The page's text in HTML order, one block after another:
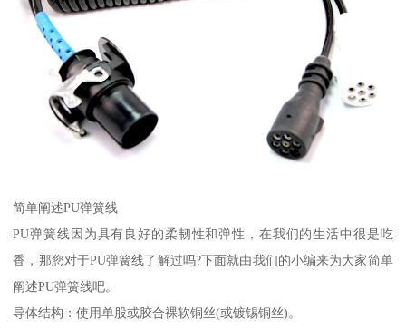
简单阐述PU弹簧线
PU弹簧线因为具有良好的柔韧性和弹性，在我们的生活中很是吃
香，那您对于PU弹簧线了解过吗?下面就由我们的小编来为大家简单
阐述PU弹簧线吧。
导体结构：使用单股或胶合裸软铜丝(或镀锡铜丝)。